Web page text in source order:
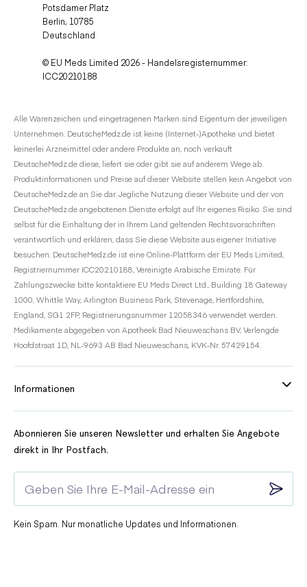
Potsdamer Platz
Berlin, 10785
Deutschland
© EU Meds Limited 2026 - Handelsregisternummer:
ICC20210188
Alle Warenzeichen und eingetragenen Marken sind Eigentum der jeweiligen
Unternehmen. DeutscheMedz.de ist keine (Internet-)Apotheke und bietet
keinerlei Arzneimittel oder andere Produkte an, noch verkauft
DeutscheMedz.de diese, liefert sie oder gibt sie auf anderem Wege ab.
Produktinformationen und Preise auf dieser Website stellen kein Angebot von
DeutscheMedz.de an Sie dar. Jegliche Nutzung dieser Website und der von
DeutscheMedz.de angebotenen Dienste erfolgt auf Ihr eigenes Risiko. Sie sind
selbst für die Einhaltung der in Ihrem Land geltenden Rechtsvorschriften
verantwortlich und erklären, dass Sie diese Website aus eigener Initiative
besuchen. DeutscheMedz.de ist eine Online-Plattform der EU Meds Limited,
Registriernummer ICC20210188, Vereinigte Arabische Emirate. Für
Zahlungszwecke bitte kontaktiere EU Meds Direct Ltd., Building 18 Gateway
1000, Whittle Way, Arlington Business Park, Stevenage, Hertfordshire,
England, SG1 2FP, Registrierungsnummer 12058346 verwendet werden.
Medikamente abgegeben von Apotheek Bad Nieuweschans BV, Verlengde
Hoofdstraat 1D, NL-9693 AB Bad Nieuweschans, KVK-Nr. 57429154.
Informationen
Abonnieren Sie unseren Newsletter und erhalten Sie Angebote
direkt in Ihr Postfach.
Kein Spam. Nur monatliche Updates und Informationen.